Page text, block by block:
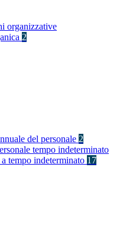
organizzative
2
del personale 2
tempo indeterminato
tempo indeterminato 17